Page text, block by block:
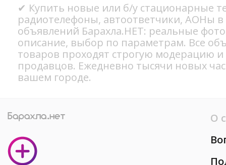
✔ Купить новые или б/у стационарные
радиотелефоны, автоответчики, АОНы в
объявлений Барахла.НЕТ: реальные
описание, выбор по параметрам. Все
товаров проходят строгую модерацию
продавцов. Ежедневно тысячи новых
вашем городе.
О